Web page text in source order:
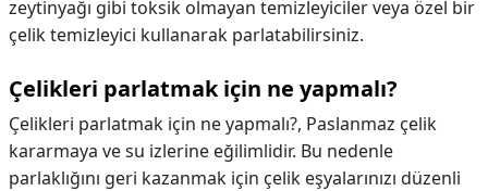
zeytinyağı gibi toksik olmayan temizleyiciler veya özel bir
çelik temizleyici kullanarak parlatabilirsiniz.
Çelikleri parlatmak için ne yapmalı?
Çelikleri parlatmak için ne yapmalı?, Paslanmaz çelik
kararmaya ve su izlerine eğilimlidir. Bu nedenle
parlaklığını geri kazanmak için çelik eşyalarınızı düzenli